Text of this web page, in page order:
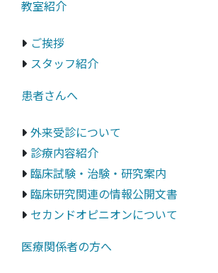
教室紹介
ご挨拶
スタッフ紹介
患者さんへ
外来受診について
診療内容紹介
臨床試験・治験・研究案内
臨床研究関連の情報公開文書
セカンドオピニオンについて
医療関係者の方へ